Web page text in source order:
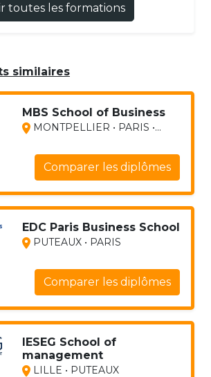
toutes les formations
similaires
MBS School of Business
MONTPELLIER • PARIS •...
Comparer les diplômes
EDC Paris Business School
PUTEAUX • PARIS
Comparer les diplômes
IESEG School of
management
LILLE • PUTEAUX